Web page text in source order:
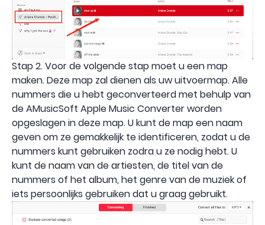
Stap 2. Voor de volgende stap moet u een map
maken. Deze map zal dienen als uw uitvoermap. Alle
nummers die u hebt geconverteerd met behulp van
de AMusicSoft Apple Music Converter worden
opgeslagen in deze map. U kunt de map een naam
geven om ze gemakkelijk te identificeren, zodat u de
nummers kunt gebruiken zodra u ze nodig hebt. U
kunt de naam van de artiesten, de titel van de
nummers of het album, het genre van de muziek of
iets persoonlijks gebruiken dat u graag gebruikt.